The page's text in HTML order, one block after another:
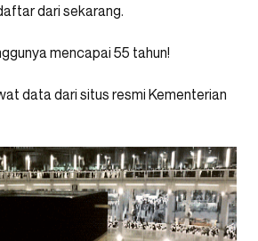
dari sekarang.
mencapai 55 tahun!
data dari situs resmi Kementerian